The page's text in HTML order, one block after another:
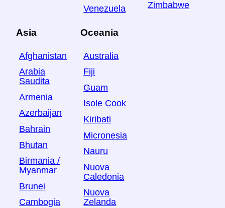
Venezuela
Zimbabwe
Asia
Afghanistan
Arabia
Saudita
Armenia
Azerbaijan
Bahrain
Bhutan
Birmania /
Myanmar
Brunei
Cambogia
Oceania
Australia
Fiji
Guam
Isole Cook
Kiribati
Micronesia
Nauru
Nuova
Caledonia
Nuova
Zelanda